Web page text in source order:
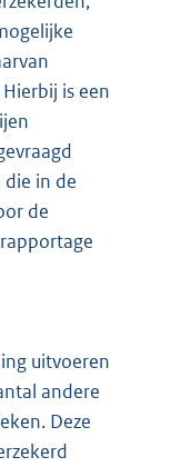
is een
in de
de
uitvoeren
andere
Deze